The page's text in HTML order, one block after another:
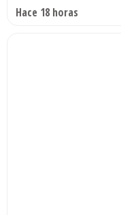
Hace 18 horas